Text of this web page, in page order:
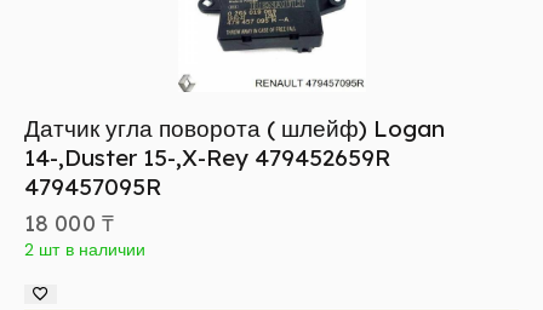
Датчик угла поворота ( шлейф) Logan
14-,Duster 15-,X-Rey 479452659R
479457095R
18 000 ₸
2 шт в наличии